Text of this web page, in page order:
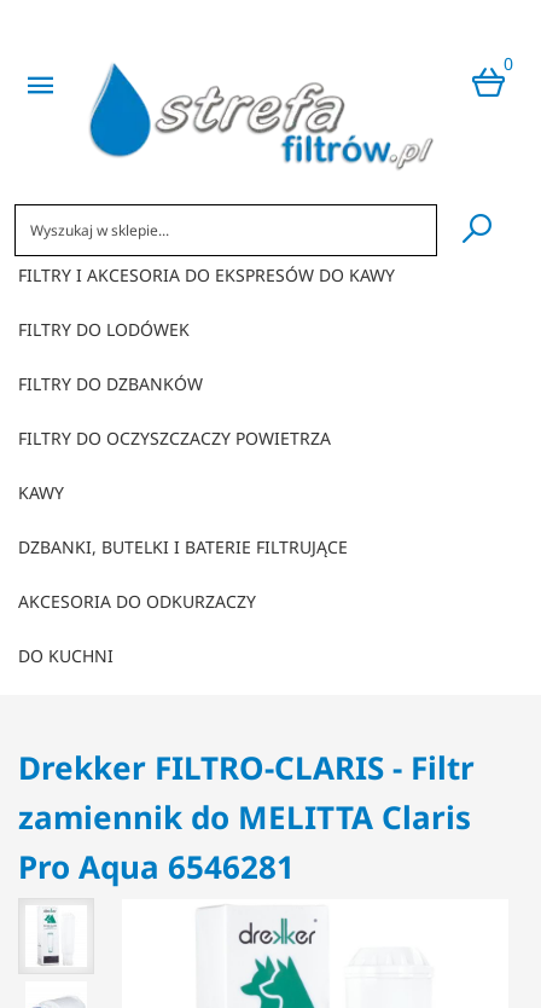
0
​
FILTRY I AKCESORIA DO EKSPRESÓW DO KAWY
FILTRY DO LODÓWEK
FILTRY DO DZBANKÓW
FILTRY DO OCZYSZCZACZY POWIETRZA
KAWY
DZBANKI, BUTELKI I BATERIE FILTRUJĄCE
AKCESORIA DO ODKURZACZY
DO KUCHNI
Drekker FILTRO-CLARIS - Filtr
zamiennik do MELITTA Claris
Pro Aqua 6546281